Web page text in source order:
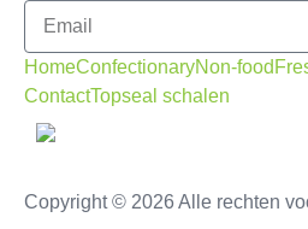
HomeConfectionaryNon-food
ContactTopseal schalen
Copyright © 2026 Alle rechten